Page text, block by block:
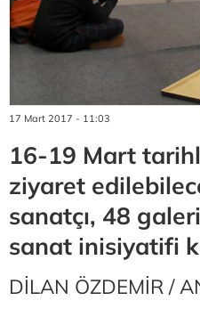
17 Mart 2017 - 11:03
16-19 Mart
ziyaret
sanatçı, 48
sanat inisiyatifi
DİLAN ÖZDEMİR /